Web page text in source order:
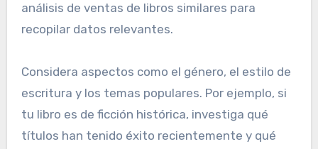
análisis de ventas de libros similares para
recopilar datos relevantes.
Considera aspectos como el género, el estilo de
escritura y los temas populares. Por ejemplo, si
tu libro es de ficción histórica, investiga qué
títulos han tenido éxito recientemente y qué